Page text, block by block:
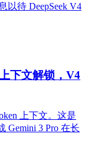
以待 DeepSeek V4
下文解锁，V4
上下文。这是
Gemini 3 Pro 在长